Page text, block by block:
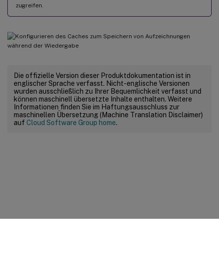
zugreifen.
Die offizielle Version dieser Produktdokumentation ist in
englischer Sprache verfasst. Nicht-englische Versionen
wurden ausschließlich zu Ihrer Bequemlichkeit verfasst und
können maschinell übersetzte Inhalte enthalten. Weitere
Informationen finden Sie im Haftungsausschluss zur
maschinellen Übersetzung (Machine Translation Disclaimer)
auf Cloud Software Group home.